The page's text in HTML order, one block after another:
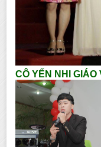
CÔ YẾN NHI GIÁO